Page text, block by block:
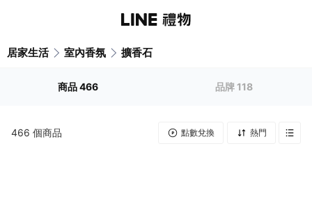
居家生活 室內香氛 擴香石
商品466 品牌118
466 個商品 點數兌換 熱門